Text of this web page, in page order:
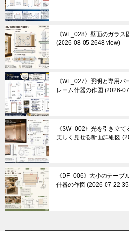
《WF_028》壁面のガラス
2026-08-05 2648 view
《WF_027》照明と専用
レーム什器の作図
2026-
《SW_002》光を引き立
美しく見せる断面詳細図
《DF_006》大小のテーブ
什器の作図
2026-07-22